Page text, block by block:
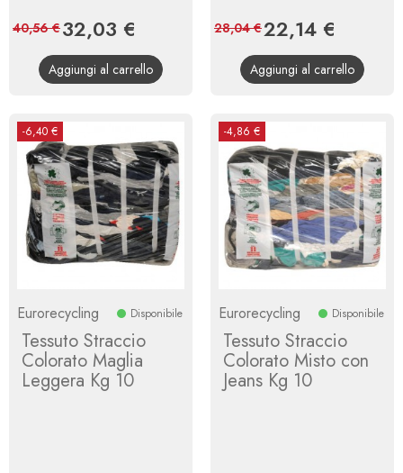
Prezzo
32,03 €
base
40,56 €
Aggiungi al carrello
Prezzo
22,14 €
base
28,04 €
Aggiungi al carrello
-6,40 €
Eurorecycling Disponibile
Tessuto Straccio
Colorato Maglia
Leggera Kg 10
-4,86 €
Eurorecycling Disponibile
Tessuto Straccio
Colorato Misto con
Jeans Kg 10